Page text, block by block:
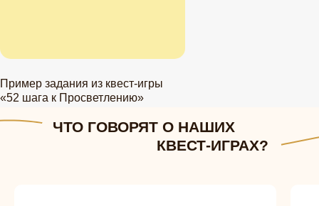
Пример задания из квест-игры
«52 шага к Просветлению»
ЧТО ГОВОРЯТ О НАШИХ
КВЕСТ-ИГРАХ?